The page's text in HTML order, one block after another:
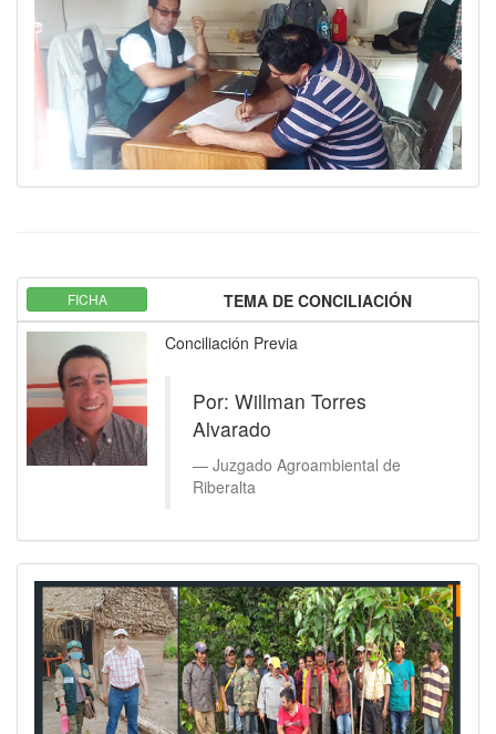
FICHA
TEMA DE CONCILIACIÓN
Conciliación Previa
Por: Willman Torres
Alvarado
Juzgado Agroambiental de
Riberalta